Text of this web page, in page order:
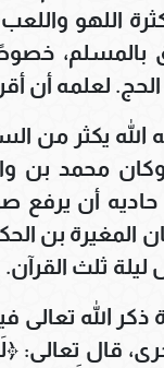
اللهو
بالمسلم،
لعلمه أن
الله يكثر من
محمد بن
حاديه أن
المغيرة بن
ليلة ثلث القرآن.
ذكر الله تعالى
قال تعالى: